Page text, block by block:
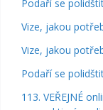
Podaří se
Vize, jakou
Vize, jakou
Podaří se
113. VEŘEJNÉ